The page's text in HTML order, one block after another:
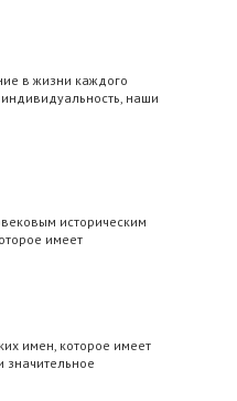
в жизни каждого
наши
историческим
имеет
имен, которое имеет
значительное